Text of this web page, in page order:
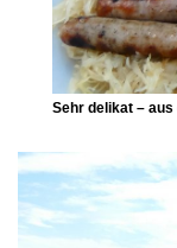
Sehr delikat –